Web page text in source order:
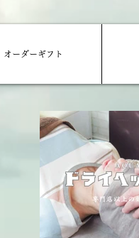
オーダーギフト